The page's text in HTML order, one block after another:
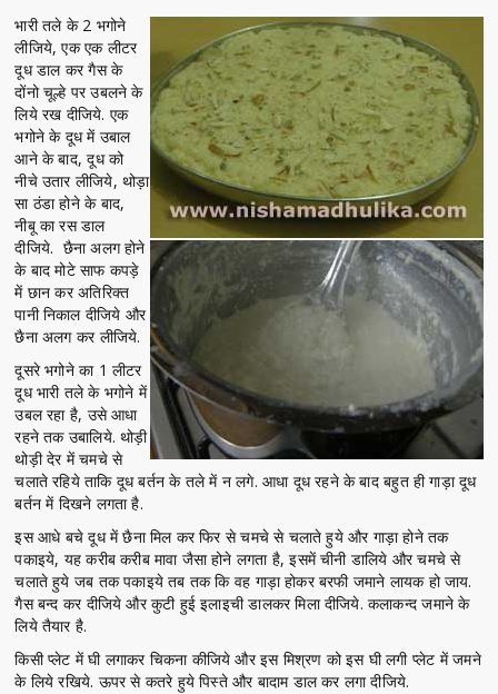
भारी तले के 2 भगोने
लीजिये, एक एक लीटर
दूध डाल कर गैस के
दोंनो चूल्हे पर उबलने के
लिये रख दीजिये. एक
भगोने के दूध में उबाल
आने के बाद, दूध को
नीचे उतार लीजिये, थोड़ा
सा ठंडा होने के बाद,
नीबू का रस डाल
दीजिये. छैना अलग होने
के बाद मोटे साफ कपड़े
में छान कर अतिरिक्त
पानी निकाल दीजिये और
छैना अलग कर लीजिये.
दूसरे भगोने का 1 लीटर
दूध भारी तले के भगोने में
उबल रहा है, उसे आधा
रहने तक उबालिये. थोड़ी
थोड़ी देर में चमचे से
चलाते रहिये ताकि दूध बर्तन के तले में न लगे. आधा दूध रहने के बाद बहुत ही गाड़ा दूध
बर्तन में दिखने लगता है.
इस आधे बचे दूध में छैना मिल कर फिर से चमचे से चलाते हुये और गाड़ा होने तक
पकाइये, यह करीब करीब मावा जैसा होने लगता है, इसमें चीनी डालिये और चमचे से
चलाते हुये जब तक पकाइये तब तक कि वह गाड़ा होकर बरफी जमाने लायक हो जाय.
गैस बन्द कर दीजिये और कुटी हुई इलाइची डालकर मिला दीजिये. कलाकन्द जमाने के
लिये तैयार है.
किसी प्लेट में घी लगाकर चिकना कीजिये और इस मिश्रण को इस घी लगी प्लेट में जमने
के लिये रखिये. ऊपर से कतरे हुये पिस्ते और बादाम डाल कर लगा दीजिये.